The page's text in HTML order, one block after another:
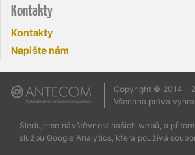
Kontakty
Kontakty
Napište nám
Copyright © 2014 -
Všechna práva
Sledujeme návštěvnost našich webů, a
službu Google Analytics, která používá